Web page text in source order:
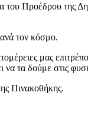
του Προέδρου της
τον κόσμο.
μας
τα δούμε στις
Πινακοθήκης.